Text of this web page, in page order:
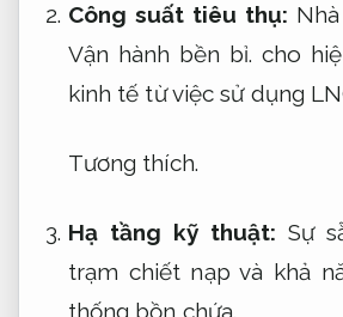
Công suất tiêu thụ:
Vận hành bền bỉ. cho
kinh tế từ việc sử dụng
Tương thích.
Hạ tầng kỹ thuật: Sự
trạm chiết nạp và khả
thống bồn chứa.